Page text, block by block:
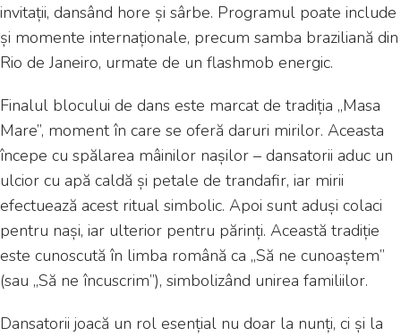
invitații, dansând hore și sârbe. Programul poate include
și momente internaționale, precum samba braziliană din
Rio de Janeiro, urmate de un flashmob energic.
Finalul blocului de dans este marcat de tradiția „Masa
Mare”, moment în care se oferă daruri mirilor. Aceasta
începe cu spălarea mâinilor nașilor – dansatorii aduc un
ulcior cu apă caldă și petale de trandafir, iar mirii
efectuează acest ritual simbolic. Apoi sunt aduși colaci
pentru nași, iar ulterior pentru părinți. Această tradiție
este cunoscută în limba română ca „Să ne cunoaștem”
(sau „Să ne încuscrim”), simbolizând unirea familiilor.
Dansatorii joacă un rol esențial nu doar la nunți, ci și la